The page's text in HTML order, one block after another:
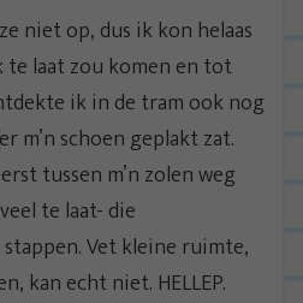
niet op, dus ik kon helaas
laat zou komen en tot
ik in de tram ook nog
m’n schoen geplakt zat.
tussen m’n zolen weg
te laat- die
Vet kleine ruimte,
kan echt niet. HELLEP.